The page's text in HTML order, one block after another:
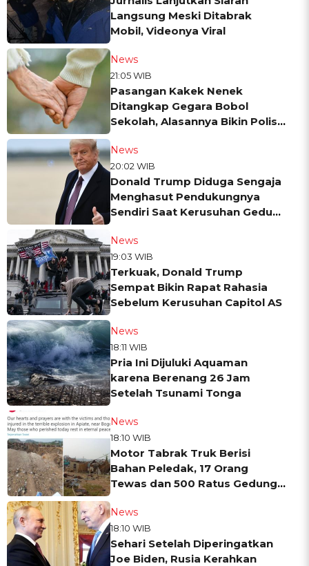
Langsung Meski Ditabrak
Mobil, Videonya Viral
News
21:05 WIB
Pasangan Kakek Nenek
Ditangkap Gegara Bobol
Sekolah, Alasannya Bikin Polisi
News
20:02 WIB
Donald Trump Diduga Sengaja
Menghasut Pendukungnya
Sendiri Saat Kerusuhan Gedung
News
19:03 WIB
Terkuak, Donald Trump
Sempat Bikin Rapat Rahasia
Sebelum Kerusuhan Capitol AS
News
18:11 WIB
Pria Ini Dijuluki Aquaman
karena Berenang 26 Jam
Setelah Tsunami Tonga
News
18:10 WIB
Motor Tabrak Truk Berisi
Bahan Peledak, 17 Orang
Tewas dan 500 Ratus Gedung
News
18:10 WIB
Sehari Setelah Diperingatkan
Joe Biden, Rusia Kerahkan